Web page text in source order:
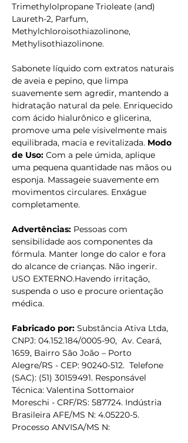
Trimethylolpropane Trioleate (and)
Laureth-2, Parfum,
Methylchloroisothiazolinone,
Methylisothiazolinone.
Sabonete líquido com extratos naturais
de aveia e pepino, que limpa
suavemente sem agredir, mantendo a
hidratação natural da pele. Enriquecido
com ácido hialurônico e glicerina,
promove uma pele visivelmente mais
equilibrada, macia e revitalizada. Modo
de Uso: Com a pele úmida, aplique
uma pequena quantidade nas mãos ou
esponja. Massageie suavemente em
movimentos circulares. Enxágue
completamente.
Advertências: Pessoas com
sensibilidade aos componentes da
fórmula. Manter longe do calor e fora
do alcance de crianças. Não ingerir.
USO EXTERNO.Havendo irritação,
suspenda o uso e procure orientação
médica.
Fabricado por: Substância Ativa Ltda,
CNPJ: 04.152.184/0005-90,  Av. Ceará,
1659, Bairro São João – Porto
Alegre/RS - CEP: 90240-512.  Telefone
(SAC): (51) 30159491. Responsável
Técnica: Valentina Sottomaior
Moreschi - CRF/RS: 587724. Indústria
Brasileira AFE/MS N: 4.05220-5.